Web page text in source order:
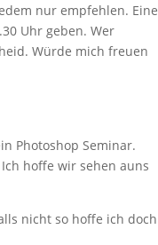
nur empfehlen. Eine
Uhr geben. Wer
Würde mich freuen
Photoshop Seminar.
hoffe wir sehen auns
nicht so hoffe ich doch